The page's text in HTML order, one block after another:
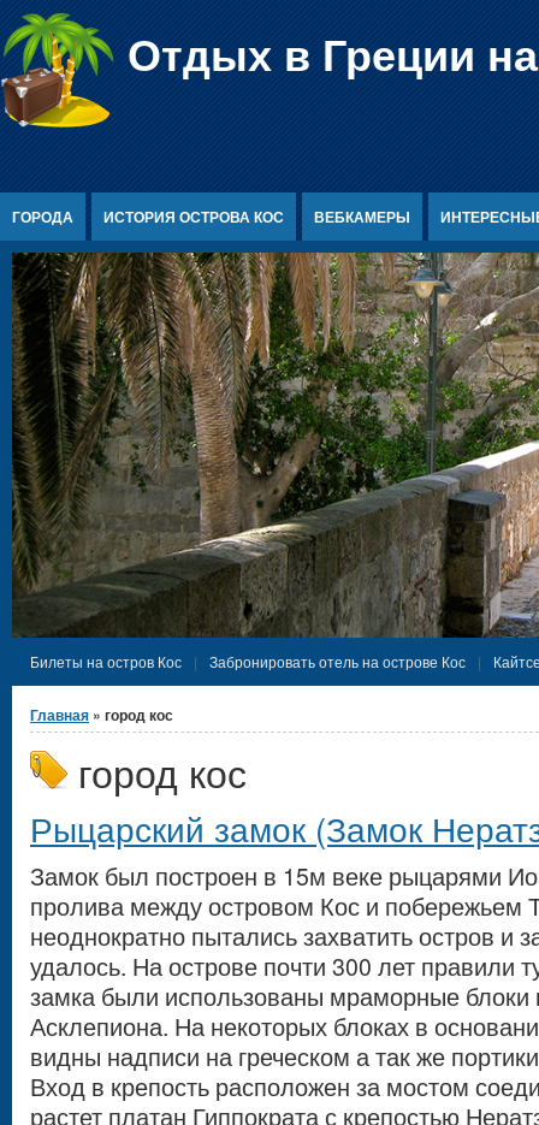
Перейти к содержимомуОтдых в Греции
ГОРОДА ИСТОРИЯ ОСТРОВА КОС ВЕБКАМЕРЫ
Билеты на остров Кос Забронировать отель на острове Кос
Вы здесь
Главная » город кос
город кос
Рыцарский замок (Замок
Замок был построен в 15м веке рыцарями
пролива между островом Кос и побережьем
неоднократно пытались захватить остров и
удалось. На острове почти 300 лет правили
замка были использованы мраморные блоки
Асклепиона. На некоторых блоках в
видны надписи на греческом а так же
Вход в крепость расположен за мостом
растет платан Гиппократа с крепостью